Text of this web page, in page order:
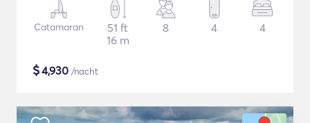
Catamaran
51 ft
16 m
8 4 4
$4,930 /nacht